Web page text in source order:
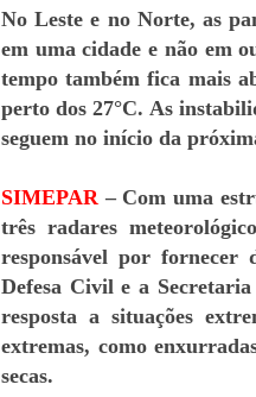
No Leste e no Norte, as
em uma cidade e não em
tempo também fica mais
perto dos 27°C. As
seguem no início da
SIMEPAR– Com uma
três radares
responsável por fornecer
Defesa Civil e a
resposta a situações
extremas, como
secas.